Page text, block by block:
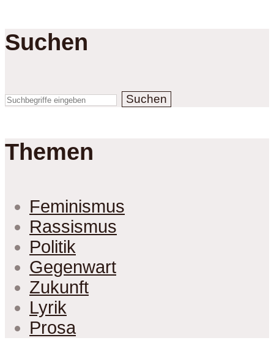
Suchen
Suchen
Themen
Feminismus
Rassismus
Politik
Gegenwart
Zukunft
Lyrik
Prosa